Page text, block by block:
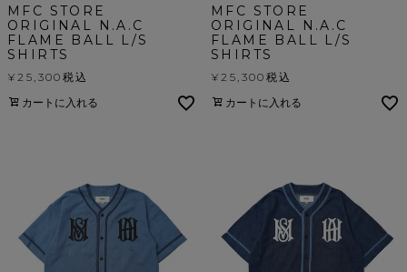
MFC STORE
ORIGINAL N.A.C
FLAME BALL L/S
SHIRTS
¥ 25,300 税込
カートに入れる
MFC STORE
ORIGINAL N.A.C
FLAME BALL L/S
SHIRTS
¥ 25,300 税込
カートに入れる